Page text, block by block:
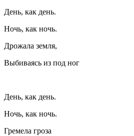
День, как день.
Ночь, как ночь.
Дрожала земля,
Выбиваясь из под ног
День, как день.
Ночь, как ночь.
Гремела гроза